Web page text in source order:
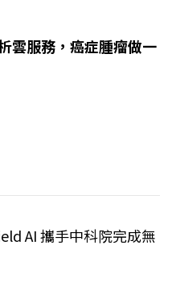
雲服務，癌症腫瘤做一
AI 攜手中科院完成無